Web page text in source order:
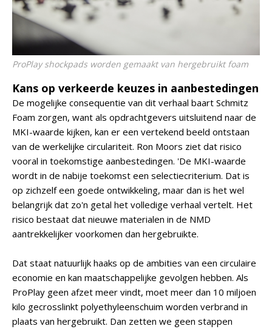
ProPlay shockpads worden gemaakt van hergebruikt foam
Kans op verkeerde keuzes in aanbestedingen
De mogelijke consequentie van dit verhaal baart Schmitz
Foam zorgen, want als opdrachtgevers uitsluitend naar de
MKI-waarde kijken, kan er een vertekend beeld ontstaan
van de werkelijke circulariteit. Ron Moors ziet dat risico
vooral in toekomstige aanbestedingen. 'De MKI-waarde
wordt in de nabije toekomst een selectiecriterium. Dat is
op zichzelf een goede ontwikkeling, maar dan is het wel
belangrijk dat zo'n getal het volledige verhaal vertelt. Het
risico bestaat dat nieuwe materialen in de NMD
aantrekkelijker voorkomen dan hergebruikte.
Dat staat natuurlijk haaks op de ambities van een circulaire
economie en kan maatschappelijke gevolgen hebben. Als
ProPlay geen afzet meer vindt, moet meer dan 10 miljoen
kilo gecrosslinkt polyethyleenschuim worden verbrand in
plaats van hergebruikt. Dan zetten we geen stappen